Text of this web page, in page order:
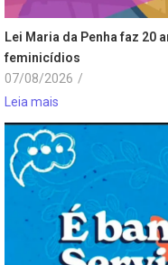
Lei Maria da Penha faz 20
feminicídios
07/08/2026 /
Leia mais